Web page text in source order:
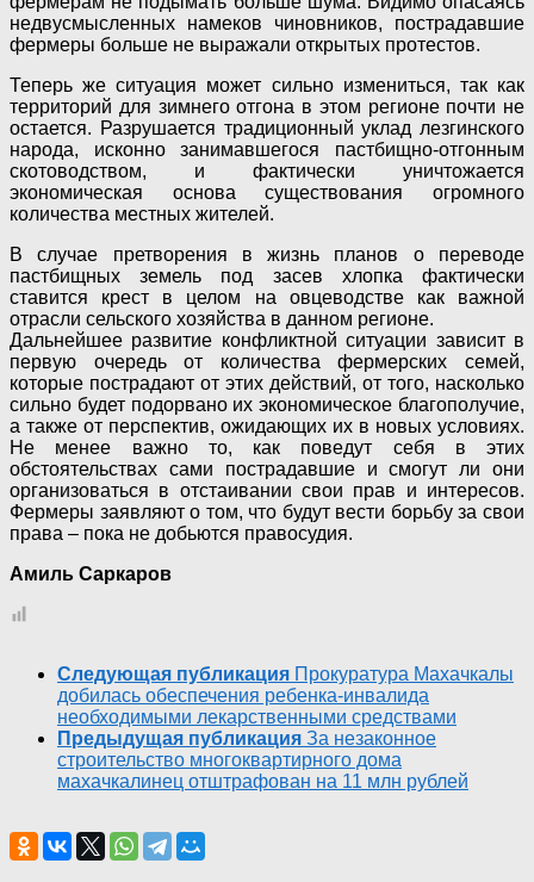
недвусмысленных намеков чиновников, пострадавшие
фермеры больше не выражали открытых протестов.
Теперь же ситуация может сильно измениться, так как
территорий для зимнего отгона в этом регионе почти не
остается. Разрушается традиционный уклад лезгинского
народа, исконно занимавшегося пастбищно-отгонным
скотоводством, и фактически уничтожается
экономическая основа существования огромного
количества местных жителей.
В случае претворения в жизнь планов о переводе
пастбищных земель под засев хлопка фактически
ставится крест в целом на овцеводстве как важной
отрасли сельского хозяйства в данном регионе.
Дальнейшее развитие конфликтной ситуации зависит в
первую очередь от количества фермерских семей,
которые пострадают от этих действий, от того, насколько
сильно будет подорвано их экономическое благополучие,
а также от перспектив, ожидающих их в новых условиях.
Не менее важно то, как поведут себя в этих
обстоятельствах сами пострадавшие и смогут ли они
организоваться в отстаивании свои прав и интересов.
Фермеры заявляют о том, что будут вести борьбу за свои
права – пока не добьются правосудия.
Амиль Саркаров
Следующая публикация Прокуратура Махачкалы
добилась обеспечения ребенка-инвалида
необходимыми лекарственными средствами
Предыдущая публикация За незаконное
строительство многоквартирного дома
махачкалинец отштрафован на 11 млн рублей